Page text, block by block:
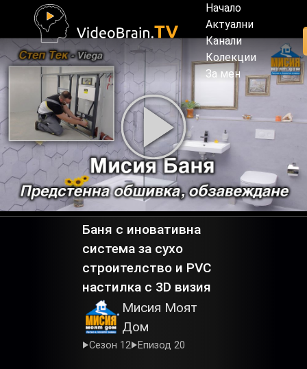
Начало
Актуални
Канали
Колекции
За мен
Баня с иновативна
система за сухо
строителство и PVC
настилка с 3D визия
Мисия Моят
Дом
Сезон 12 Епизод 20